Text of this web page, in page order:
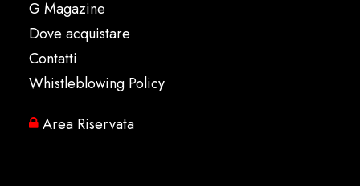
G Magazine
Dove acquistare
Contatti
Whistleblowing Policy
Area Riservata